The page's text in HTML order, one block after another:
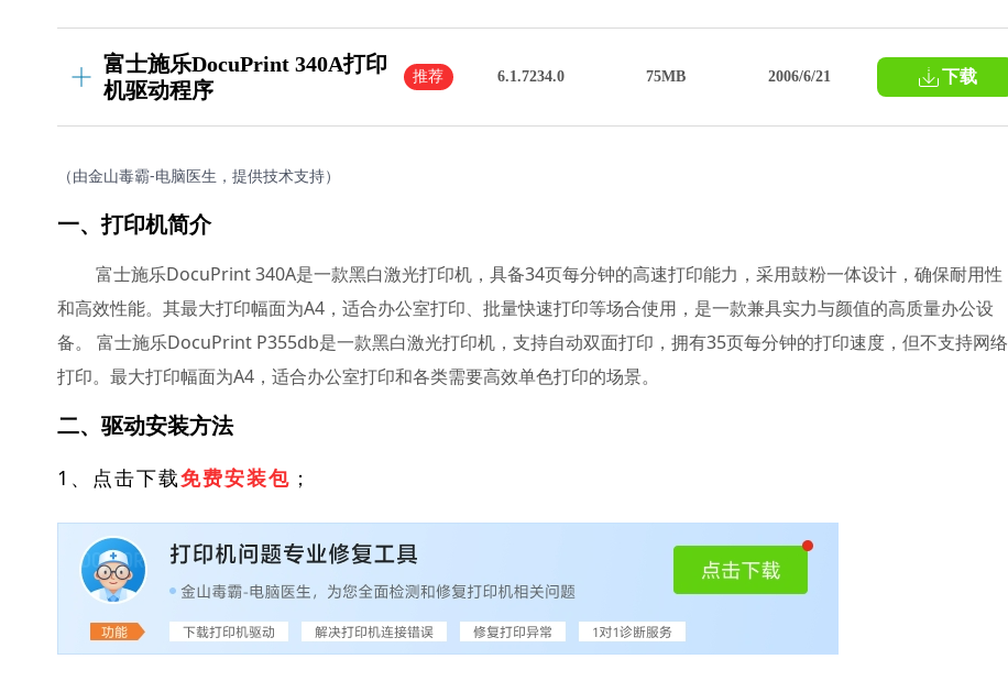
富士施乐DocuPrint 340A打印
机驱动程序
推荐 6.1.7234.0 75MB 2006/6/21 下载
（由金山毒霸-电脑医生，提供技术支持）
一、打印机简介
富士施乐DocuPrint 340A是一款黑白激光打印机，具备34页每分钟的高速打印能力，采用鼓粉一体设计，确保耐用性
和高效性能。其最大打印幅面为A4，适合办公室打印、批量快速打印等场合使用，是一款兼具实力与颜值的高质量办公设
备。 富士施乐DocuPrint P355db是一款黑白激光打印机，支持自动双面打印，拥有35页每分钟的打印速度，但不支持网络
打印。最大打印幅面为A4，适合办公室打印和各类需要高效单色打印的场景。
二、驱动安装方法
1、点击下载免费安装包 ；